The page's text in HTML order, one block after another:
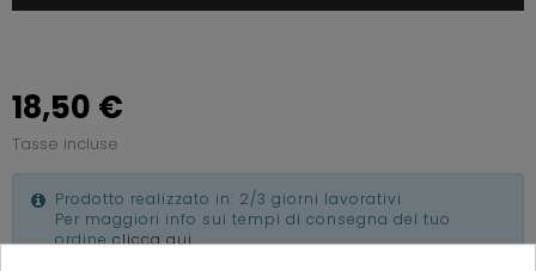
18,50 €
Tasse incluse
Prodotto realizzato in: 2/3 giorni lavorativi
Per maggiori info sui tempi di consegna del tuo
ordineclicca qui.